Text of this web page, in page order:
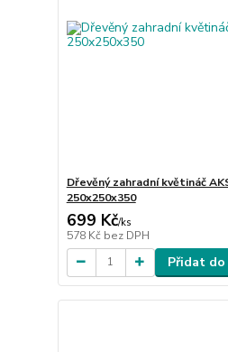
Dřevěný zahradní květináč
250x250x350
699 Kč/ks
578 Kč bez DPH
Přidat do